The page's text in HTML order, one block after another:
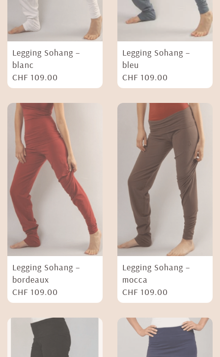
Legging Sohang –
blanc
CHF 109.00
Legging Sohang –
bleu
CHF 109.00
Legging Sohang –
bordeaux
CHF 109.00
Legging Sohang –
mocca
CHF 109.00